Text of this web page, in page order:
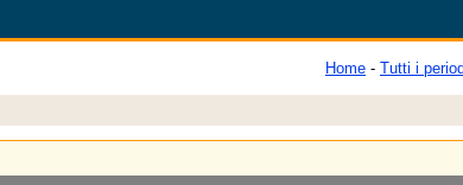
Home - Tutti i